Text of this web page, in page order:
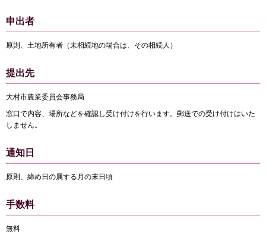
申出者
原則、土地所有者（未相続地の場合は、その相続人）
提出先
大村市農業委員会事務局
窓口で内容、場所などを確認し受け付けを行います。郵送での受け付けはいた
しません。
通知日
原則、締め日の属する月の末日頃
手数料
無料